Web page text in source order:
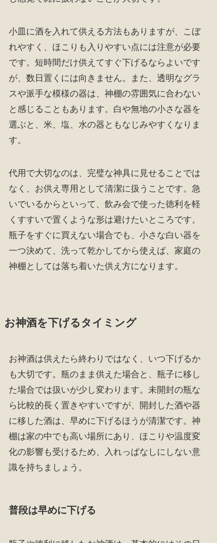
小皿に酒を入れて供える方法もありますが、こぼ
れやすく、ほこりも入りやすい点には注意が必要
です。短時間だけ供えてすぐ下げるならよいです
が、数日置くには向きません。また、透明なグラ
スや派手な模様の器は、神棚の雰囲気に合わない
と感じることもあります。白や無地の小さな器を
選ぶと、米、塩、水の器ともなじみやすくなりま
す。
代用で大切なのは、完璧な神具に見せることでは
なく、お供え専用として清潔に扱うことです。急
いでいるからといって、飲み会で使った徳利を軽
くすすいで置くような形は避けたいところです。
瓶子をすぐに買えない場合でも、小さな白い器を
一つ決めて、洗って乾かしてから使えば、家庭の
神棚としては落ち着いた供え方になります。
お神酒を下げるタイミング
お神酒は供えたら終わりではなく、いつ下げるか
も大切です。瓶のまま供えた場合と、瓶子に移し
た場合では扱いが少し変わります。未開封の瓶な
ら比較的長く置きやすいですが、開封した酒や器
に移した酒は、早めに下げるほうが清潔です。神
棚は家の中でも高い場所にあり、ほこりや温度変
化の影響も受けるため、入れっぱなしにしない意
識を持ちましょう。
普段は早めに下げる